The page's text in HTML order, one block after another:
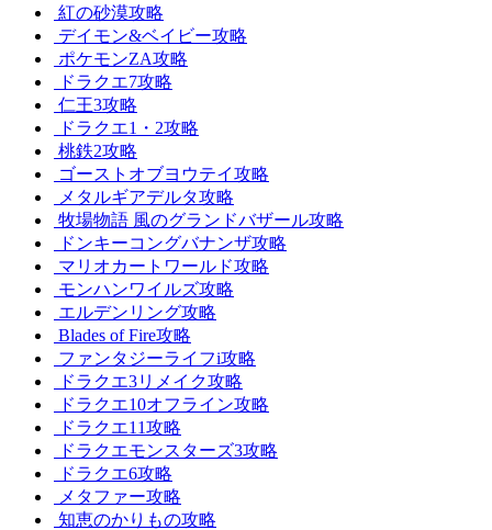
紅の砂漠攻略
デイモン&ベイビー攻略
ポケモンZA攻略
ドラクエ7攻略
仁王3攻略
ドラクエ1・2攻略
桃鉄2攻略
ゴーストオブヨウテイ攻略
メタルギアデルタ攻略
牧場物語 風のグランドバザール攻略
ドンキーコングバナンザ攻略
マリオカートワールド攻略
モンハンワイルズ攻略
エルデンリング攻略
Blades of Fire攻略
ファンタジーライフi攻略
ドラクエ3リメイク攻略
ドラクエ10オフライン攻略
ドラクエ11攻略
ドラクエモンスターズ3攻略
ドラクエ6攻略
メタファー攻略
知恵のかりもの攻略